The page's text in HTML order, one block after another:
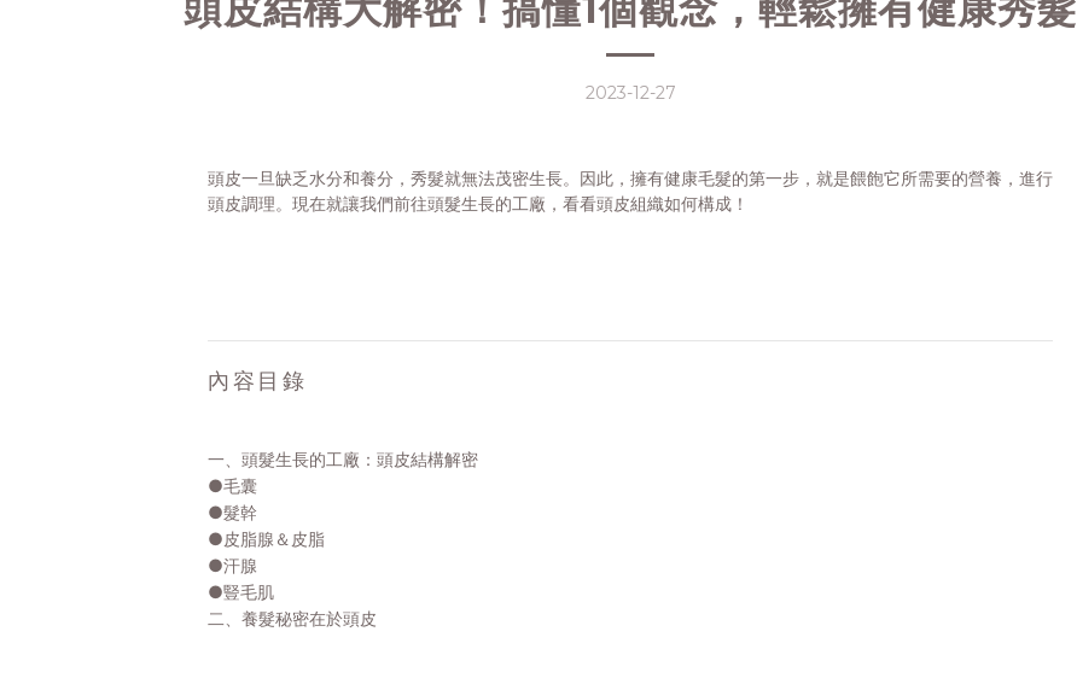
2023-12-27
頭皮一旦缺乏水分和養分，秀髮就無法茂密生長。因此，擁有健康毛髮的第一步，就是餵飽它所需要的營養，進行
頭皮調理。現在就讓我們前往頭髮生長的工廠，看看頭皮組織如何構成！
內容目錄
一、頭髮生長的工廠：頭皮結構解密
●毛囊
●髮幹
●皮脂腺＆皮脂
●汗腺
●豎毛肌
二、養髮秘密在於頭皮